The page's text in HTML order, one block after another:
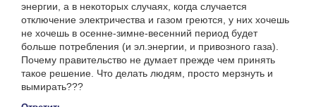
энергии, а в некоторых случаях, когда случается
отключение электричества и газом греются, у них хочешь
не хочешь в осенне-зимне-весенний период будет
больше потребления (и эл.энергии, и привозного газа).
Почему правительство не думает прежде чем принять
такое решение. Что делать людям, просто мерзнуть и
вымирать???